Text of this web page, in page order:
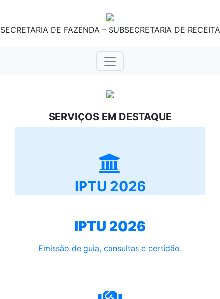
SECRETARIA DE FAZENDA – SUBSECRETARIA DE RECEITA
SERVIÇOS EM DESTAQUE
IPTU 2026
IPTU 2026
Emissão de guia, consultas e certidão.